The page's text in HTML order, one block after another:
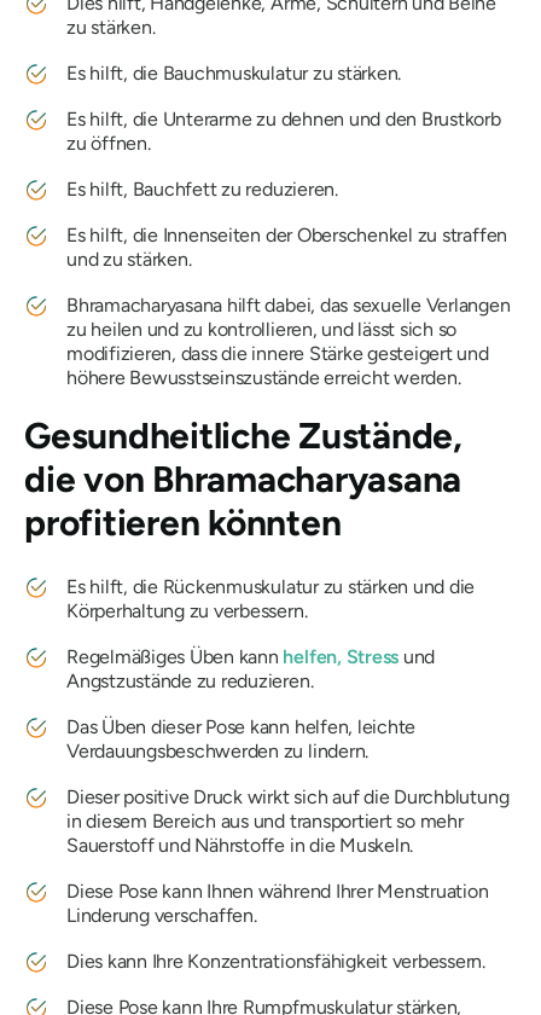
zu stärken.
Es hilft, die Bauchmuskulatur zu stärken.
Es hilft, die Unterarme zu dehnen und den Brustkorb
zu öffnen.
Es hilft, Bauchfett zu reduzieren.
Es hilft, die Innenseiten der Oberschenkel zu straffen
und zu stärken.
Bhramacharyasana hilft dabei, das sexuelle Verlangen
zu heilen und zu kontrollieren, und lässt sich so
modifizieren, dass die innere Stärke gesteigert und
höhere Bewusstseinszustände erreicht werden.
Gesundheitliche Zustände,
die von Bhramacharyasana
profitieren könnten
Es hilft, die Rückenmuskulatur zu stärken und die
Körperhaltung zu verbessern.
Regelmäßiges Üben kann helfen, Stress und
Angstzustände zu reduzieren.
Das Üben dieser Pose kann helfen, leichte
Verdauungsbeschwerden zu lindern.
Dieser positive Druck wirkt sich auf die Durchblutung
in diesem Bereich aus und transportiert so mehr
Sauerstoff und Nährstoffe in die Muskeln.
Diese Pose kann Ihnen während Ihrer Menstruation
Linderung verschaffen.
Dies kann Ihre Konzentrationsfähigkeit verbessern.
Diese Pose kann Ihre Rumpfmuskulatur stärken,